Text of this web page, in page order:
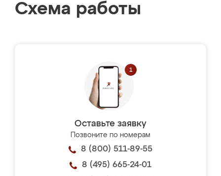
Схема работы
Оставьте заявку
Позвоните по номерам
8 (800) 511-89-55
8 (495) 665-24-01